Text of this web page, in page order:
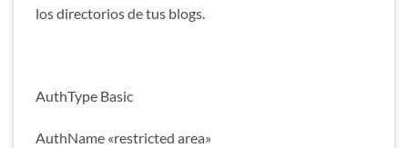
los directorios de tus blogs.
AuthType Basic
AuthName «restricted area»